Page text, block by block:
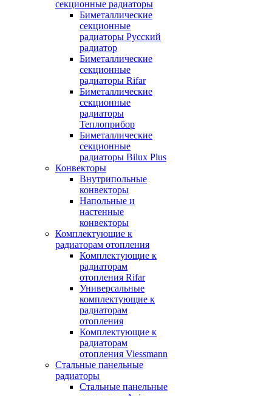
секционные радиаторы
Биметаллические
секционные
радиаторы Русский
радиатор
Биметаллические
секционные
радиаторы Rifar
Биметаллические
секционные
радиаторы
Теплоприбор
Биметаллические
секционные
радиаторы Bilux Plus
Конвекторы
Внутрипольные
конвекторы
Напольные и
настенные
конвекторы
Комплектующие к
радиаторам отопления
Комплектующие к
радиаторам
отопления Rifar
Универсальные
комплектующие к
радиаторам
отопления
Комплектующие к
радиаторам
отопления Viessmann
Стальные панельные
радиаторы
Стальные панельные